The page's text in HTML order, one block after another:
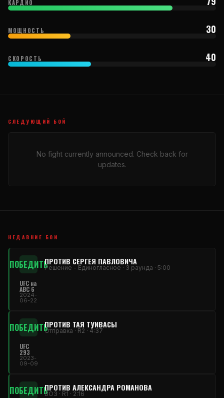
КАРДИО
МОЩНОСТЬ 30
СКОРОСТЬ 40
СЛЕДУЮЩИЙ БОЙ
No fight currently announced. Check back for
updates.
НЕДАВНИЕ БОИ
ПОБЕДИТЬПРОТИВ СЕРГЕЯ ПАВЛОВИЧА
Решение - Единогласное · 3 раунда · 5:00
UFC на
ABC 6
2024-
06-22
ПОБЕДИТЬПРОТИВ ТАЯ ТУИВАСЫ
Отправка · R2 · 4:37
UFC
293
2023-
09-09
ПОБЕДИТЬПРОТИВ АЛЕКСАНДРА РОМАНОВА
ВОЗ · R1 · 2:16